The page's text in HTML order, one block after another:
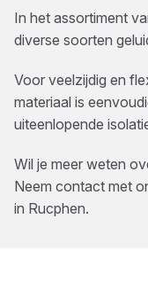
In het assortiment
diverse soorten
Voor veelzijdig en
materiaal is
uiteenlopende
Wil je meer weten
Neem contact met
in Rucphen.